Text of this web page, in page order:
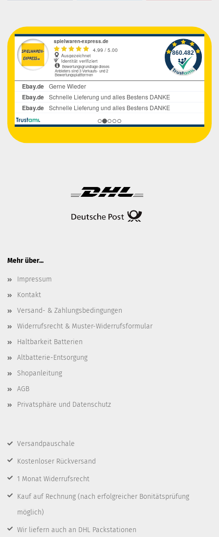
Mehr über...
Impressum
Kontakt
Versand- & Zahlungsbedingungen
Widerrufsrecht & Muster-Widerrufsformular
Haltbarkeit Batterien
Altbatterie-Entsorgung
Shopanleitung
AGB
Privatsphäre und Datenschutz
Versandpauschale
Kostenloser Rückversand
1 Monat Widerrufsrecht
Kauf auf Rechnung (nach erfolgreicher Bonitätsprüfung
möglich)
Wir liefern auch an DHL Packstationen